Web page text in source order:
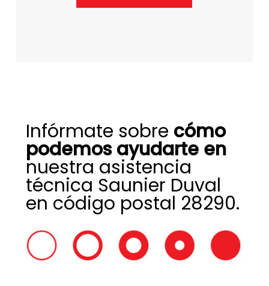
Infórmate sobre cómo
podemos ayudarte en
nuestra asistencia
técnica Saunier Duval
en código postal 28290.